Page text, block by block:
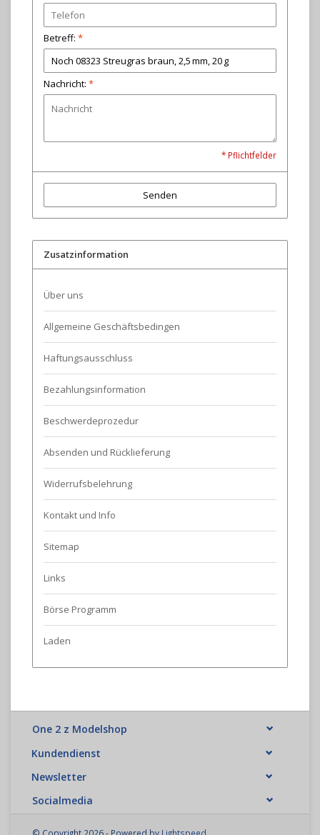
Betreff: *
Nachricht: *
* Pflichtfelder
Senden
Zusatzinformation
Über uns
Allgemeine Geschäftsbedingen
Haftungsausschluss
Bezahlungsinformation
Beschwerdeprozedur
Absenden und Rücklieferung
Widerrufsbelehrung
Kontakt und Info
Sitemap
Links
Börse Programm
Laden
One 2 z Modelshop
Kundendienst
Newsletter
Socialmedia